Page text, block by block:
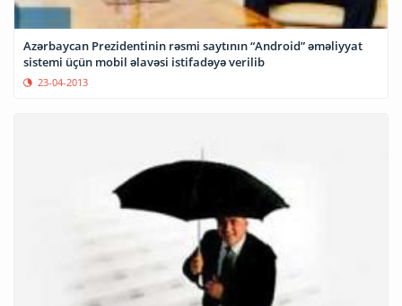
Azərbaycan Prezidentinin rəsmi saytının “Android” əməliyyat
sistemi üçün mobil əlavəsi istifadəyə verilib
23-04-2013